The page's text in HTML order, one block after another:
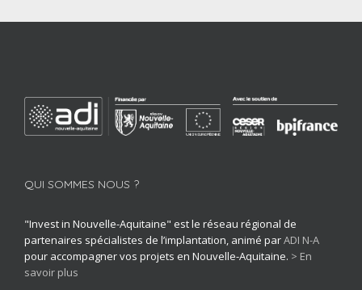
partenaires spécialistes de l’implantation, animé par ADI N-A
pour accompagner vos projets en Nouvelle-Aquitaine.> En
savoir plus